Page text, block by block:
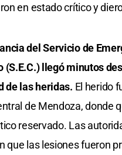
en estado crítico y
del Servicio de
(S.E.C.) llegó minutos
de las heridas. El herido
de Mendoza, donde
reservado. Las
que las lesiones fueron